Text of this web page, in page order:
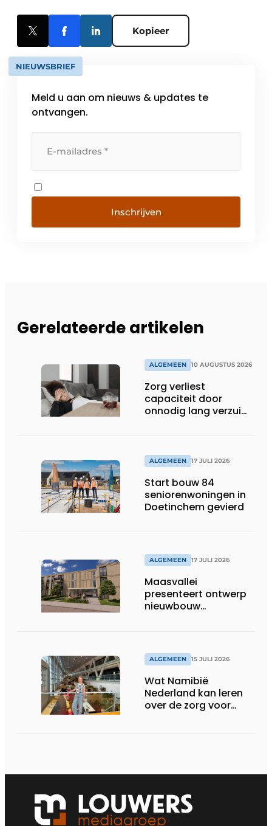
Kopieer
NIEUWSBRIEF
Meld u aan om nieuws & updates te
ontvangen.
Inschrijven
Gerelateerde artikelen
ALGEMEEN 10 AUGUSTUS 2026
Zorg verliest
capaciteit door
onnodig lang verzuim:
ALGEMEEN 17 JULI 2026
Start bouw 84
seniorenwoningen in
Doetinchem gevierd
ALGEMEEN 17 JULI 2026
Maasvallei
presenteert ontwerp
nieuwbouw
ALGEMEEN 15 JULI 2026
Wat Namibië
Nederland kan leren
over de zorg voor